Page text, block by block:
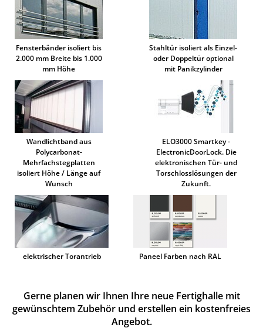
Fensterbänder isoliert bis
2.000 mm Breite bis 1.000
mm Höhe
Stahltür isoliert als Einzel-
oder Doppeltür optional
mit Panikzylinder
Wandlichtband aus
Polycarbonat-
Mehrfachstegplatten
isoliert Höhe / Länge auf
Wunsch
ELO3000 Smartkey -
ElectronicDoorLock. Die
elektronischen Tür- und
Torschlosslösungen der
Zukunft.
elektrischer Torantrieb Paneel Farben nach RAL
Gerne planen wir Ihnen Ihre neue Fertighalle mit
gewünschtem Zubehör und erstellen ein kostenfreies
Angebot.